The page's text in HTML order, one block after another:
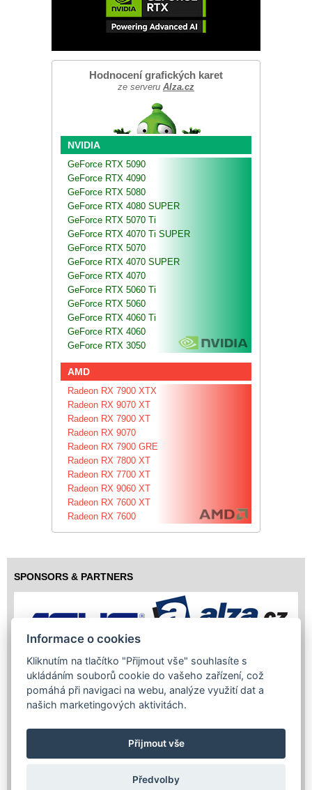
Hodnocení grafických karet
ze serveru Alza.cz
NVIDIA
GeForce RTX 5090
GeForce RTX 4090
GeForce RTX 5080
GeForce RTX 4080 SUPER
GeForce RTX 5070 Ti
GeForce RTX 4070 Ti SUPER
GeForce RTX 5070
GeForce RTX 4070 SUPER
GeForce RTX 4070
GeForce RTX 5060 Ti
GeForce RTX 5060
GeForce RTX 4060 Ti
GeForce RTX 4060
GeForce RTX 3050
AMD
Radeon RX 7900 XTX
Radeon RX 9070 XT
Radeon RX 7900 XT
Radeon RX 9070
Radeon RX 7900 GRE
Radeon RX 7800 XT
Radeon RX 7700 XT
Radeon RX 9060 XT
Radeon RX 7600 XT
Radeon RX 7600
SPONSORS & PARTNERS
Copyright (c) 2026 InfoTrade Powered by ASP.NET & MS SQL
Informace o cookies
Kliknutím na tlačítko "Přijmout vše" souhlasíte s
ukládáním souborů cookie do vašeho zařízení, což
pomáhá při navigaci na webu, analýze využití dat a
našich marketingových aktivitách.
Přijmout vše
Předvolby